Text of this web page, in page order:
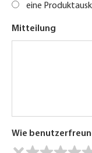
eine
Mitteilung
Wie